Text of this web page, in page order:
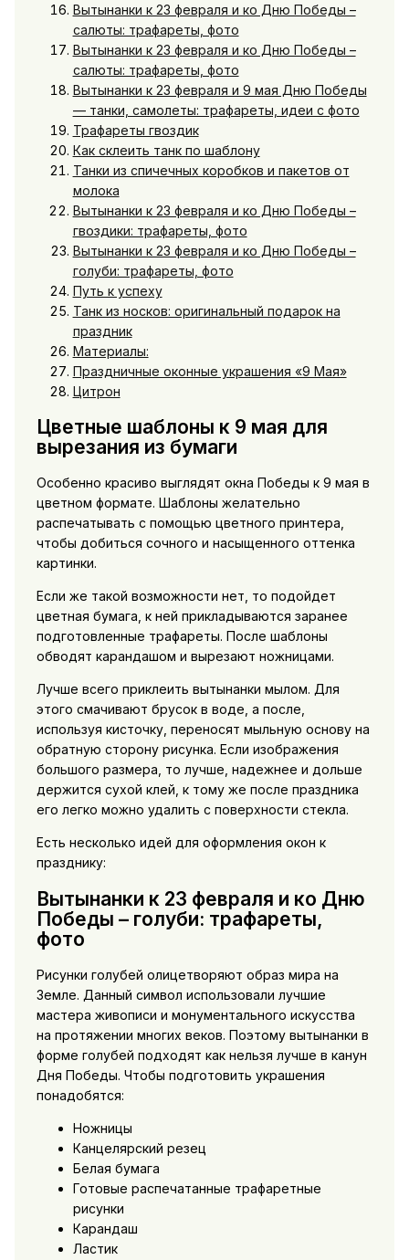
Вытынанки к 23 февраля и ко Дню Победы –
салюты: трафареты, фото
Вытынанки к 23 февраля и ко Дню Победы –
салюты: трафареты, фото
Вытынанки к 23 февраля и 9 мая Дню Победы
— танки, самолеты: трафареты, идеи с фото
Трафареты гвоздик
Как склеить танк по шаблону
Танки из спичечных коробков и пакетов от
молока
Вытынанки к 23 февраля и ко Дню Победы –
гвоздики: трафареты, фото
Вытынанки к 23 февраля и ко Дню Победы –
голуби: трафареты, фото
Путь к успеху
Танк из носков: оригинальный подарок на
праздник
Материалы:
Праздничные оконные украшения «9 Мая»
Цитрон
Цветные шаблоны к 9 мая для
вырезания из бумаги
Особенно красиво выглядят окна Победы к 9 мая в
цветном формате. Шаблоны желательно
распечатывать с помощью цветного принтера,
чтобы добиться сочного и насыщенного оттенка
картинки.
Если же такой возможности нет, то подойдет
цветная бумага, к ней прикладываются заранее
подготовленные трафареты. После шаблоны
обводят карандашом и вырезают ножницами.
Лучше всего приклеить вытынанки мылом. Для
этого смачивают брусок в воде, а после,
используя кисточку, переносят мыльную основу на
обратную сторону рисунка. Если изображения
большого размера, то лучше, надежнее и дольше
держится сухой клей, к тому же после праздника
его легко можно удалить с поверхности стекла.
Есть несколько идей для оформления окон к
празднику:
Вытынанки к 23 февраля и ко Дню
Победы – голуби: трафареты,
фото
Рисунки голубей олицетворяют образ мира на
Земле. Данный символ использовали лучшие
мастера живописи и монументального искусства
на протяжении многих веков. Поэтому вытынанки в
форме голубей подходят как нельзя лучше в канун
Дня Победы. Чтобы подготовить украшения
понадобятся:
Ножницы
Канцелярский резец
Белая бумага
Готовые распечатанные трафаретные
рисунки
Карандаш
Ластик